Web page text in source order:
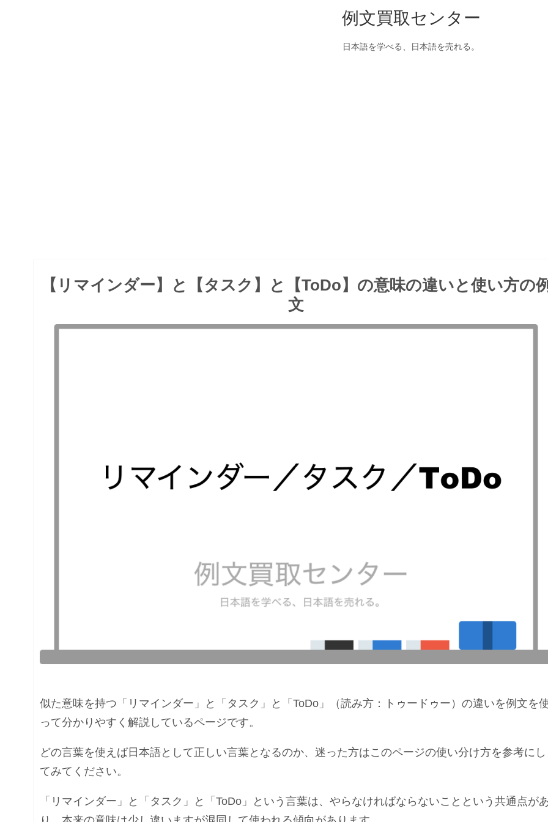
例文買取センター
日本語を学べる、日本語を売れる。
【リマインダー】と【タスク】と【ToDo】の意味の違いと使い方の
文
似た意味を持つ「リマインダー」と「タスク」と「ToDo」（読み方：トゥードゥー）の違いを例文を
って分かりやすく解説しているページです。
どの言葉を使えば日本語として正しい言葉となるのか、迷った方はこのページの使い分け方を参考にし
てみてください。
「リマインダー」と「タスク」と「ToDo」という言葉は、やらなければならないことという共通点が